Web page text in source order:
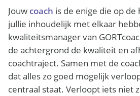
Jouw coach is de enige die op de
jullie inhoudelijk met elkaar
kwaliteitsmanager van
de achtergrond de kwaliteit en
coachtraject. Samen met de
dat alles zo goed mogelijk
centraal staat. Verloopt iets niet